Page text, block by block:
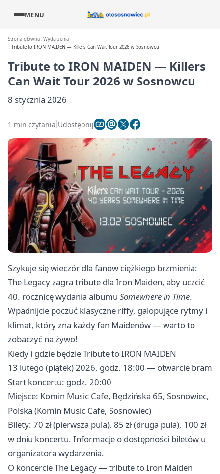
MENU
Strona główna Wydarzenia
Tribute to IRON MAIDEN — Killers Can Wait Tour 2026 w Sosnowcu
Tribute to IRON MAIDEN — Killers
Can Wait Tour 2026 w Sosnowcu
8 stycznia 2026
1 min czytania Udostępnij
Szykuje się wieczór dla fanów ciężkiego brzmienia:
The Legacy zagra tribute dla Iron Maiden, aby uczcić
40. rocznicę wydania albumu Somewhere in Time.
Wpadnijcie poczuć klasyczne riffy, galopujące rytmy i
klimat, który zna każdy fan Maidenów — warto to
zobaczyć na żywo!
Kiedy i gdzie będzie Tribute to IRON MAIDEN
13 lutego (piątek) 2026, godz. 18:00 — otwarcie bram
Start koncertu: godz. 20:00
Miejsce: Komin Music Cafe, Będzińska 65, Sosnowiec,
Polska (Komin Music Cafe, Sosnowiec)
Bilety: 70 zł (pierwsza pula), 85 zł (druga pula), 100 zł
w dniu koncertu. Informacje o dostępności biletów u
organizatora wydarzenia.
O koncercie The Legacy — tribute to Iron Maiden